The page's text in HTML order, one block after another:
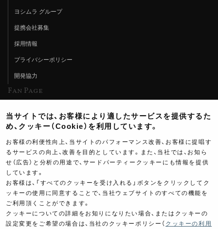
ヨシムラ グループ
提携会社募集
採用情報
プライバシーポリシー
開発協力
Fan Page
ヨシムラTV
イベント情報
イベントスケジュール
ツーリングブレイクタイム
製品ポスター
当サイトでは、お客様により適したサービスを提供するた
め、クッキー（Cookie）を利用しています。
お客様の利便性向上、当サイトのパフォーマンス改善、お客様に提唱す
るサービスの向上、改善を目的としています。また、当社では、お知ら
せ（広告）と分析の用途で、サードパーティークッキーにも情報を提供
しています。
お客様は、「すべてのクッキーを受け入れる」ボタンをクリックしてク
ッキーの使用に同意することで、当社ウェブサイトのすべての機能を
ご利用頂くことができます。
クッキーについての詳細をお知りになりたい場合、またはクッキーの
設定変更をご希望の場合は、当社のクッキーポリシー（ クッキーの利用